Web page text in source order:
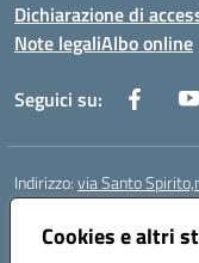
Cookies e altri
Dichiarazione di
Note legaliAlbo online
Seguici su:
Indirizzo:via Santo
Centralino:
Posta elettronica